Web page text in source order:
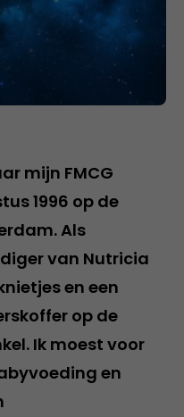
mijn FMCG
1996 op de
Als
van Nutricia
en een
op de
Ik moest voor
en